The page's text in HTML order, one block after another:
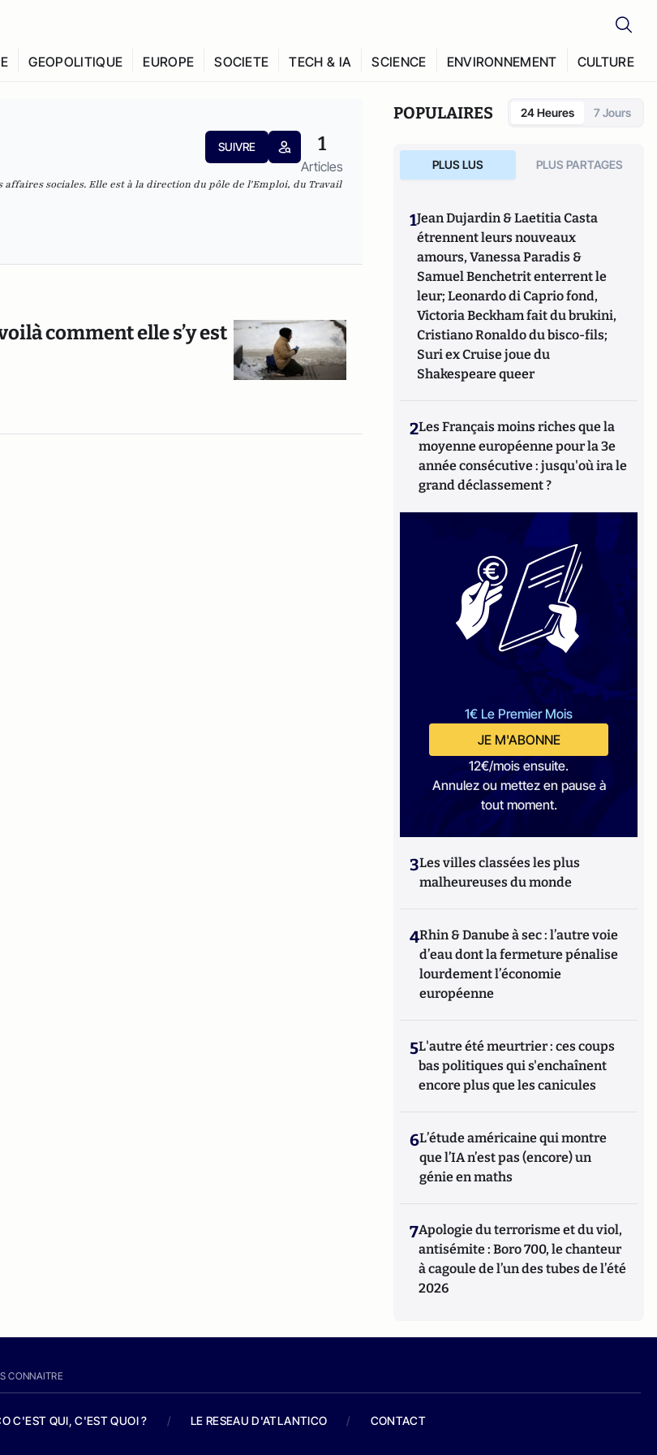
GEOPOLITIQUE EUROPE SOCIETE TECH & IA SCIENCE ENVIRONNEMENT CULTURE
SUIVRE 1
Articles
sociales. Elle est à la direction du pôle de l'Emploi, du Travail
comment elle s’y est
POPULAIRES 24 Heures 7 Jours
PLUS LUS PLUS PARTAGES
1Jean Dujardin & Laetitia Casta
étrennent leurs nouveaux
amours, Vanessa Paradis &
Samuel Benchetrit enterrent le
leur; Leonardo di Caprio fond,
Victoria Beckham fait du brukini,
Cristiano Ronaldo du bisco-fils;
Suri ex Cruise joue du
Shakespeare queer
2Les Français moins riches que la
moyenne européenne pour la 3e
année consécutive : jusqu'où ira le
grand déclassement ?
1€ Le Premier Mois
JE M'ABONNE
12€/mois ensuite.
Annulez ou mettez en pause à
tout moment.
3Les villes classées les plus
malheureuses du monde
4Rhin & Danube à sec : l’autre voie
d’eau dont la fermeture pénalise
lourdement l’économie
européenne
5L'autre été meurtrier : ces coups
bas politiques qui s'enchaînent
encore plus que les canicules
6L’étude américaine qui montre
que l’IA n’est pas (encore) un
génie en maths
7Apologie du terrorisme et du viol,
antisémite : Boro 700, le chanteur
à cagoule de l’un des tubes de l’été
2026
CONNAITRE
C'EST QUI, C'EST QUOI ? / LE RESEAU D'ATLANTICO / CONTACT